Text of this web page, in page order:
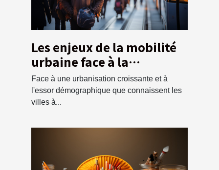
Les enjeux de la mobilité
urbaine face à la
croissance
démographique
Face à une urbanisation croissante et à
l'essor démographique que connaissent les
villes à...